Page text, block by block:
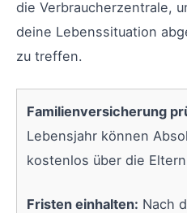
die Verbraucherzentrale,
deine Lebenssituation
zu treffen.
Familienversicherung
Lebensjahr können
kostenlos über die
Fristen einhalten: Nach